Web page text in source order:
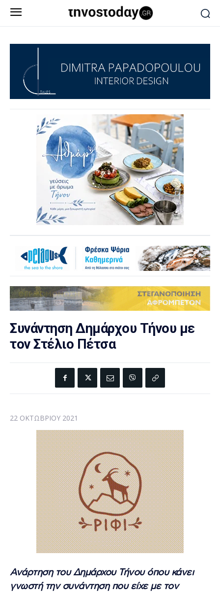
Συνάντηση Δημάρχου Τήνου με
τον Στέλιο Πέτσα
22 ΟΚΤΩΒΡΊΟΥ 2021
Ανάρτηση του Δημάρχου Τήνου όπου κάνει
γνωστή την συνάντηση που είχε με τον